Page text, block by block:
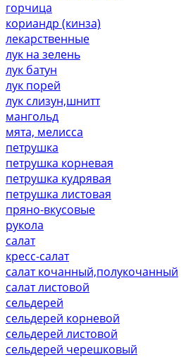
горчица
кориандр (кинза)
лекарственные
лук на зелень
лук батун
лук порей
лук слизун,шнитт
мангольд
мята, мелисса
петрушка
петрушка корневая
петрушка кудрявая
петрушка листовая
пряно-вкусовые
рукола
салат
кресс-салат
салат кочанный,полукочанный
салат листовой
сельдерей
сельдерей корневой
сельдерей листовой
сельдерей черешковый